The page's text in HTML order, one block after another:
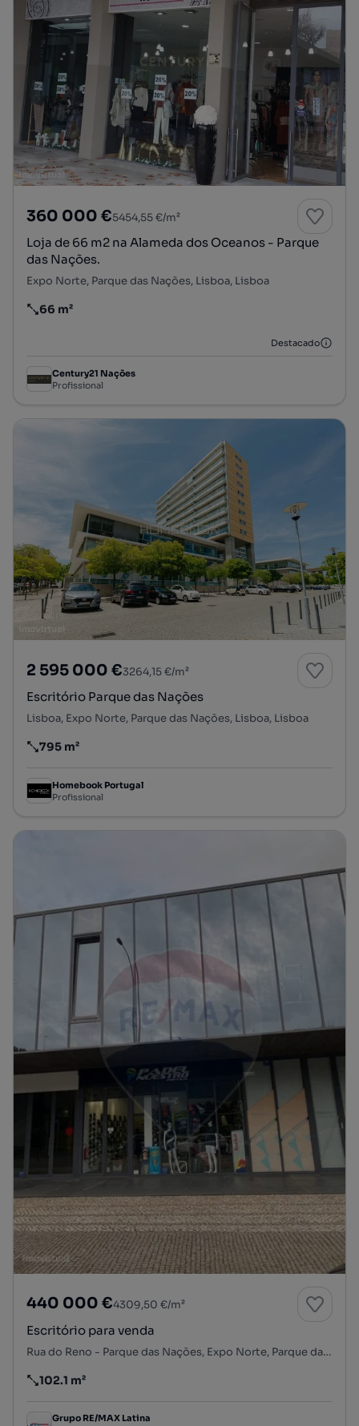
360 000 €5454,55 €/m²
Loja de 66 m2 na Alameda dos Oceanos - Parque
das Nações.
Expo Norte, Parque das Nações, Lisboa, Lisboa
Preço por metro quadrado
66 m²
Destacado
Century21 Nações
Profissional
2 595 000 €3264,15 €/m²
Escritório Parque das Nações
Lisboa, Expo Norte, Parque das Nações, Lisboa, Lisboa
Preço por metro quadrado
795 m²
Homebook Portugal
Profissional
440 000 €4309,50 €/m²
Escritório para venda
Rua do Reno - Parque das Nações, Expo Norte, Parque das Nações, Lisboa, Lisboa
Preço por metro quadrado
102.1 m²
Grupo RE/MAX Latina